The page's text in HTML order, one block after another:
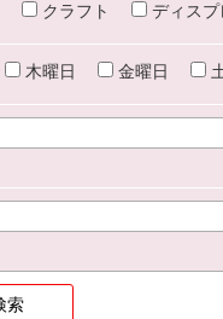
クラフト ディスプ
木曜日 金曜日